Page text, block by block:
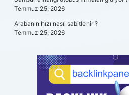
Temmuz 25, 2026
Arabanın hızı nasıl sabitlenir ?
Temmuz 25, 2026